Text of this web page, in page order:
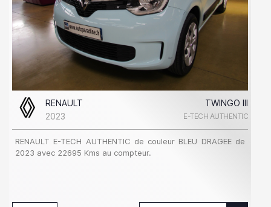
RENAULT
TWINGO III
2023
E-TECH AUTHENTIC
RENAULT E-TECH AUTHENTIC de couleur BLEU DRAGEE de
2023 avec 22695 Kms au compteur.